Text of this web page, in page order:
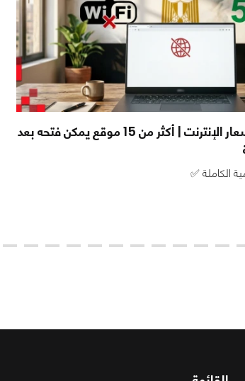
بعد زيادة أسعار الإنترنت | أكثر من 15 موقع يمكن فتحه بعد
الكاملة ✅